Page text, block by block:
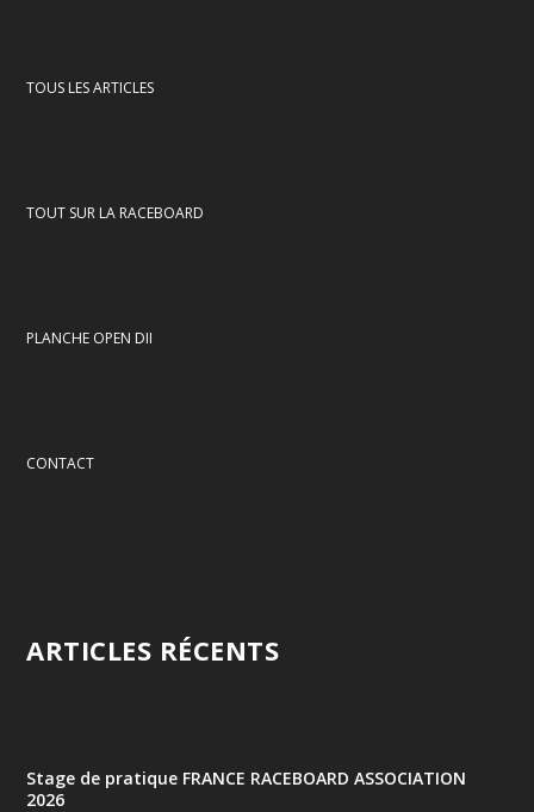
TOUS LES ARTICLES
TOUT SUR LA RACEBOARD
PLANCHE OPEN DII
CONTACT
ARTICLES RÉCENTS
Stage de pratique FRANCE RACEBOARD ASSOCIATION
2026